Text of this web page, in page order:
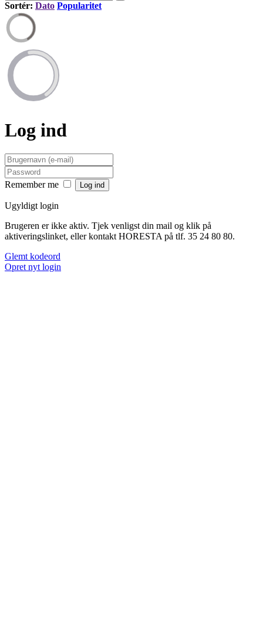
Sortér: Dato Popularitet
Log ind
Remember me
Ugyldigt login
Brugeren er ikke aktiv. Tjek venligst din mail og klik på
aktiveringslinket, eller kontakt HORESTA på tlf. 35 24 80 80.
Glemt kodeord
Opret nyt login